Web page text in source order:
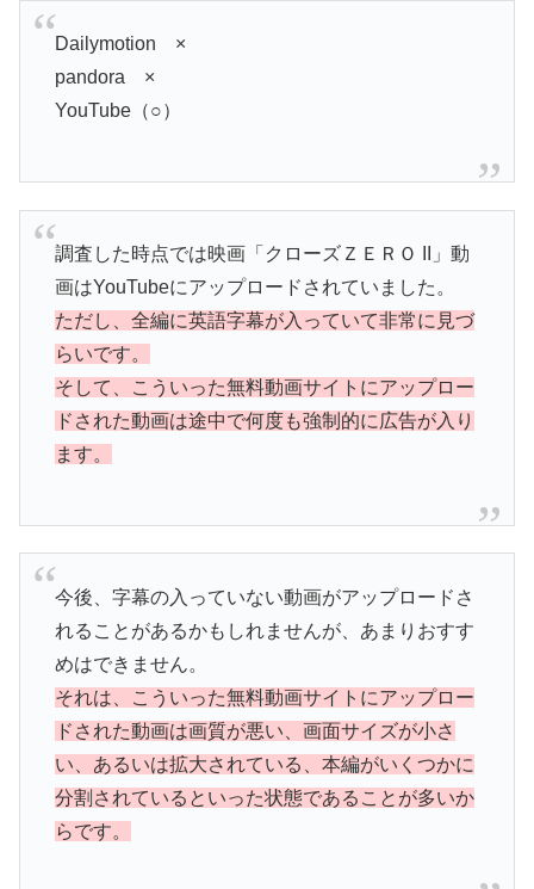
Dailymotion ×
pandora ×
YouTube（○）
調査した時点では映画「クローズＺＥＲＯ II」動
画はYouTubeにアップロードされていました。
ただし、全編に英語字幕が入っていて非常に見づ
らいです。
そして、こういった無料動画サイトにアップロー
ドされた動画は途中で何度も強制的に広告が入り
ます。
今後、字幕の入っていない動画がアップロードさ
れることがあるかもしれませんが、あまりおすす
めはできません。
それは、こういった無料動画サイトにアップロー
ドされた動画は画質が悪い、画面サイズが小さ
い、あるいは拡大されている、本編がいくつかに
分割されているといった状態であることが多いか
らです。